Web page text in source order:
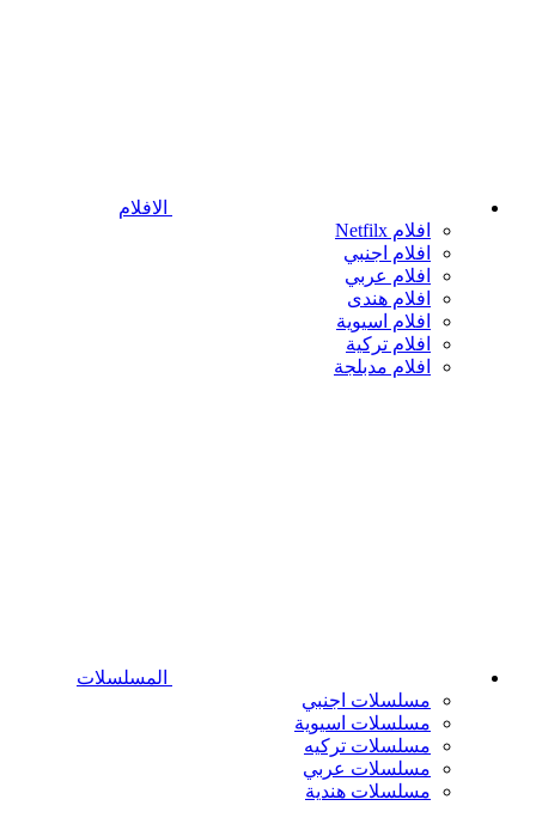
الافلام
افلام Netfilx
افلام اجنبي
افلام عربي
افلام هندى
افلام اسيوية
افلام تركية
افلام مدبلجة
المسلسلات
مسلسلات اجنبي
مسلسلات اسيوية
مسلسلات تركيه
مسلسلات عربي
مسلسلات هندية